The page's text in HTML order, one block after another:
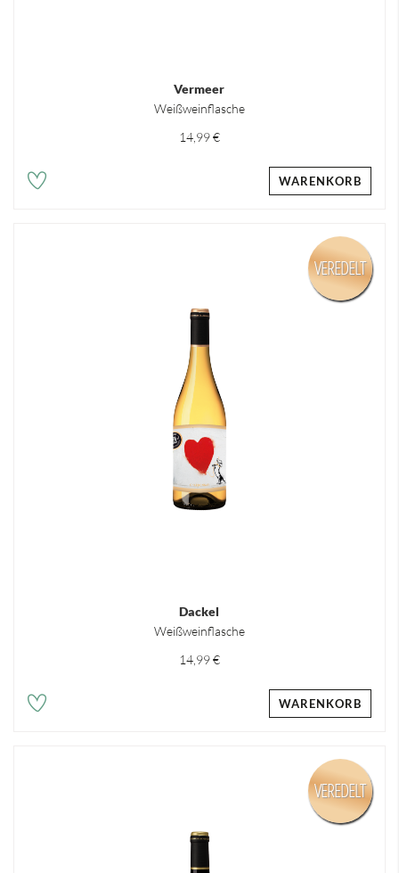
Vermeer
Weißweinflasche
14,99 €
WARENKORB
Dackel
Weißweinflasche
14,99 €
VEREDELT
WARENKORB
VEREDELT